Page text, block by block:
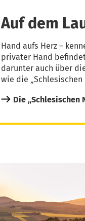
Auf dem
Hand aufs Herz –
privater Hand
darunter auch über
wie die „Schlesischen
Die „Schlesischen